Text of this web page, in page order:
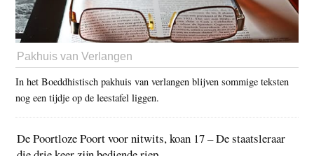
Pakhuis van Verlangen
In het Boeddhistisch pakhuis van verlangen blijven sommige teksten
nog een tijdje op de leestafel liggen.
De Poortloze Poort voor nitwits, koan 17 – De staatsleraar